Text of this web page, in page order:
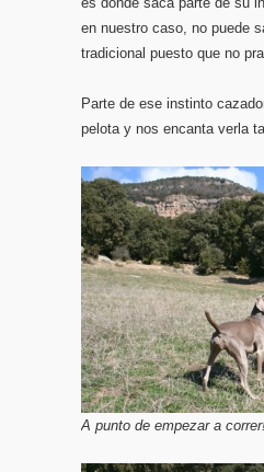
en nuestro caso, no puede
tradicional puesto que no
Parte de ese instinto
pelota y nos encanta verla
A punto de empezar a